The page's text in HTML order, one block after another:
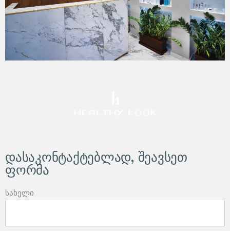
დასაკონტაქტებლად, შეავსეთ
ფორმა
სახელი